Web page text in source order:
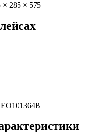
× 285 × 575